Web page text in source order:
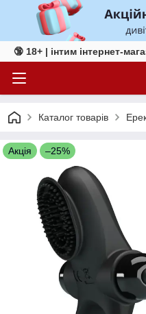
🔞 18+ | інтим інтернет-
Каталог товарів
Акція –25%